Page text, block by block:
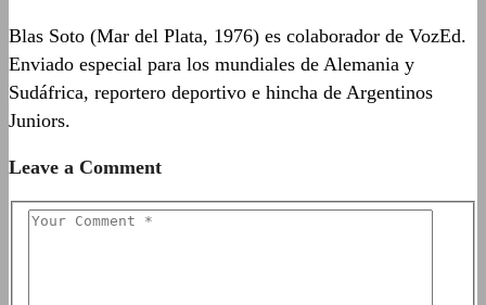
Blas Soto (Mar del Plata, 1976) es colaborador de VozEd.
Enviado especial para los mundiales de Alemania y
Sudáfrica, reportero deportivo e hincha de Argentinos
Juniors.
Leave a Comment